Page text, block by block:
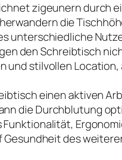
zigeunern durch
die
den Schreibtisch
und stilvollen
einen aktiven
die Durchblutung
Gesundheit des